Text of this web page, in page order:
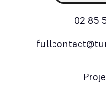
02 85